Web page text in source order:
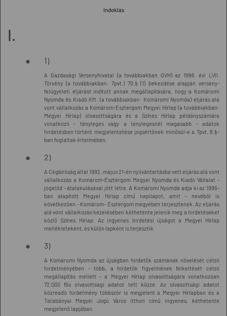
Indoklás
I.
1)
A Gazdasági Versenyhivatal (a továbbiakban GVH) az 1996. évi LVII.
Törvény (a továbbiakban: Tpvt.) 70.§ (1) bekezdése alapján verseny-
felügyeleti eljárást indított annak megállapítására, hogy a Komáromi
Nyomda és Kiadó Kft. (a továbbiakban: Komáromi Nyomda) eljárás alá
vont vállalkozás a Komárom-Esztergom Megyei Hírlap (a továbbiakban:
Megyei Hírlap) olvasottságára és a Színes Hírlap példányszámára
vonatkozó - tényleges vagy a ténylegesnél magasabb - adatok
hirdetésben történt megjelentetése jogsértőnek minősül-e a Tpvt. 8.§-
ban foglaltak értelmében.
2)
A Cégbíróság által 1992. május 21-én nyilvántartásba vett eljárás alá vont
vállalkozás a Komárom-Esztergom Megyei Nyomda és Kiadó Vállalat -
jogelőd - átalakulásával jött létre. A Komáromi Nyomda adja ki az 1996-
ban alapított Megyei Hírlap című napilapot, amit - nevéből is
következően - Komárom- Esztergom megyében terjesztenek. Az eljárás
alá vont vállalkozás kezelésében kéthetente jelenik meg a hirdetéseket
közlő Színes Hírlap. Az ingyenes hirdetési újságot a Megyei Hírlap
mellékleteként, és külön lapként is terjesztik.
3)
A Komáromi Nyomda az újságban hirdetők számának növelését célzó
hirdetményében - több, a hirdetők figyelmének felkeltését célzó
megállapítás mellett - a Megyei Hírlap olvasottságára vonatkozóan
72.000 fős olvasottsági adatot tett közzé. Az olvasottsági adatot
közreadó hirdetmény többször is megjelent a Megyei Hírlapban és a
Tatabányai Megyei Jogú Város Itthon című ingyenes, kéthetente
megjelenő lapjában.